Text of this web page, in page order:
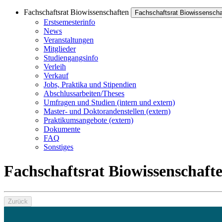
Fachschaftsrat Biowissenschaften Fachschaftsrat
Erstsemesterinfo
News
Veranstaltungen
Mitglieder
Studiengangsinfo
Verleih
Verkauf
Jobs, Praktika und Stipendien
Abschlussarbeiten/Theses
Umfragen und Studien (intern und extern)
Master- und Doktorandenstellen (extern)
Praktikumsangebote (extern)
Dokumente
FAQ
Sonstiges
Fachschaftsrat
Zurück